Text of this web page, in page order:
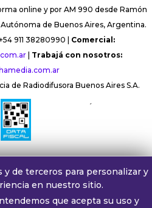
online y por AM 990 desde Ramón
de Buenos Aires, Argentina.
911 38280990 | Comercial:
| Trabajá con nosotros:
de Radiodifusora Buenos Aires S.A.
´
de terceros para personalizar y
en nuestro sitio.
que acepta su uso y